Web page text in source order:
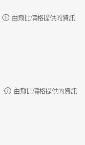
由飛比價格提供的資訊
由飛比價格提供的資訊